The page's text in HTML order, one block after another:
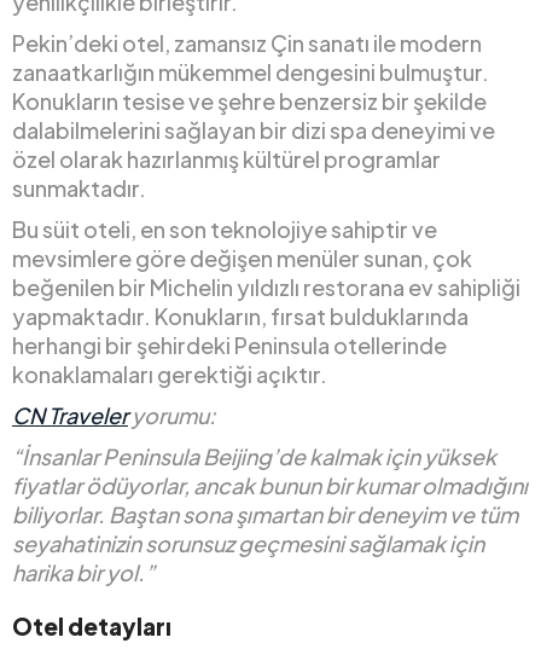
Pekin’deki otel, zamansız Çin sanatı ile modern
zanaatkarlığın mükemmel dengesini bulmuştur.
Konukların tesise ve şehre benzersiz bir şekilde
dalabilmelerini sağlayan bir dizi spa deneyimi ve
özel olarak hazırlanmış kültürel programlar
sunmaktadır.
Bu süit oteli, en son teknolojiye sahiptir ve
mevsimlere göre değişen menüler sunan, çok
beğenilen bir Michelin yıldızlı restorana ev sahipliği
yapmaktadır. Konukların, fırsat bulduklarında
herhangi bir şehirdeki Peninsula otellerinde
konaklamaları gerektiği açıktır.
CN Traveleryorumu:
“İnsanlar Peninsula Beijing’de kalmak için yüksek
fiyatlar ödüyorlar, ancak bunun bir kumar olmadığını
biliyorlar. Baştan sona şımartan bir deneyim ve tüm
seyahatinizin sorunsuz geçmesini sağlamak için
harika bir yol.”
Otel detayları